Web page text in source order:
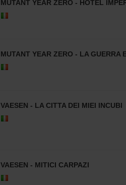
MUTANT YEAR ZERO - HOTEL
MUTANT YEAR ZERO - LA GUERRA
VAESEN - LA CITTA DEI MIEI INCUBI
VAESEN - MITICI CARPAZI